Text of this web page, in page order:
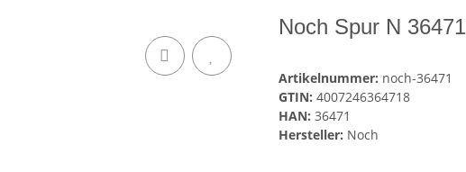
Noch Spur N
Artikelnummer: noch-36471
GTIN: 4007246364718
HAN: 36471
Hersteller: Noch